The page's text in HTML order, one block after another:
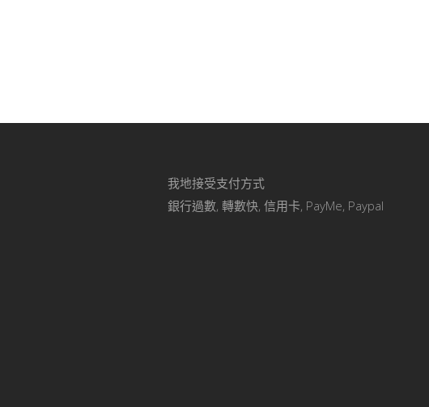
我地接受支付方式
銀行過數, 轉數快, 信用卡, PayMe, Paypal